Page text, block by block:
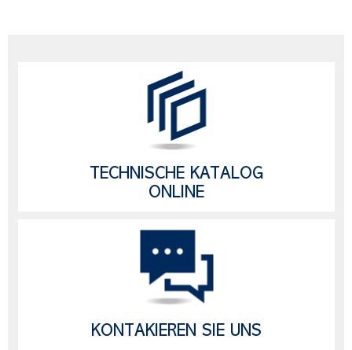
TECHNISCHE KATALOG
ONLINE
KONTAKIEREN SIE UNS